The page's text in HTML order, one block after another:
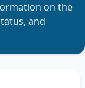
on the
and